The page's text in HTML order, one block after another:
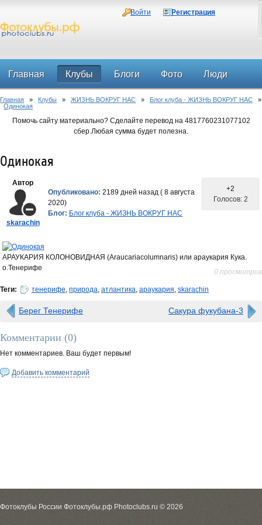
Войти Регистрация
Главная Клубы Блоги Фото Люди
Форум
Главная » Клубы » ЖИЗНЬ ВОКРУГ НАС » Блог клуба - ЖИЗНЬ ВОКРУГ НАС »
Одинокая
Помочь сайту материально? Сделайте перевод на 4817760231077102
сбер.Любая сумма будет полезна.
Одинокая
Автор
skarachin
Опубликовано: 2189 дней назад ( 8 августа
2020)
Блог: Блог клуба - ЖИЗНЬ ВОКРУГ НАС
+2
Голосов: 2
АРАУКАРИЯ КОЛОНОВИДНАЯ (Araucariacolumnaris) или араукария Кука.
о.Тенерифе
0 просмотров
Теги: тенерифе, природа, атлантика, араукария, skarachin
Берег Тенерифе Сакура фукубана-3
Комментарии (0)
Нет комментариев. Ваш будет первым!
Добавить комментарий
Фотоклубы России Фотоклубы.рф Photoclubs.ru © 2026